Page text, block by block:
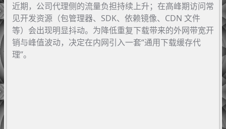
近期，公司代理侧的流量负担持续上升；在高峰期访问常
见开发资源（包管理器、SDK、依赖镜像、CDN 文件
等）会出现明显抖动。为降低重复下载带来的外网带宽开
销与峰值波动，决定在内网引入一套“通用下载缓存代
理”。